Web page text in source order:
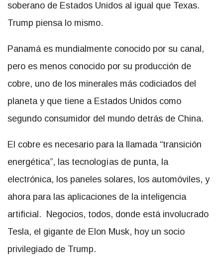
soberano de Estados Unidos al igual que Texas.
Trump piensa lo mismo.
Panamá es mundialmente conocido por su canal,
pero es menos conocido por su producción de
cobre, uno de los minerales más codiciados del
planeta y que tiene a Estados Unidos como
segundo consumidor del mundo detrás de China.
El cobre es necesario para la llamada “transición
energética”, las tecnologías de punta, la
electrónica, los paneles solares, los automóviles, y
ahora para las aplicaciones de la inteligencia
artificial. Negocios, todos, donde está involucrado
Tesla, el gigante de Elon Musk, hoy un socio
privilegiado de Trump.